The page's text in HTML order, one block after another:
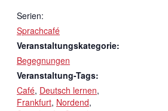
Serien:
Sprachcafé
Veranstaltungskategorie:
Begegnungen
Veranstaltung-Tags:
Café, Deutsch lernen,
Frankfurt, Nordend,